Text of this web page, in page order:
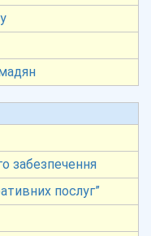
забезпечення
послуг”